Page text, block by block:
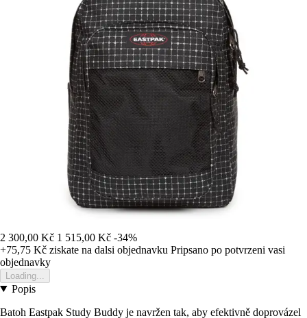
2 300,00 Kč 1 515,00 Kč -34%
+75,75 Kč ziskate na dalsi objednavku Pripsano po potvrzeni vasi
objednavky
Loading...
Popis
Batoh Eastpak Study Buddy je navržen tak, aby efektivně doprovázel